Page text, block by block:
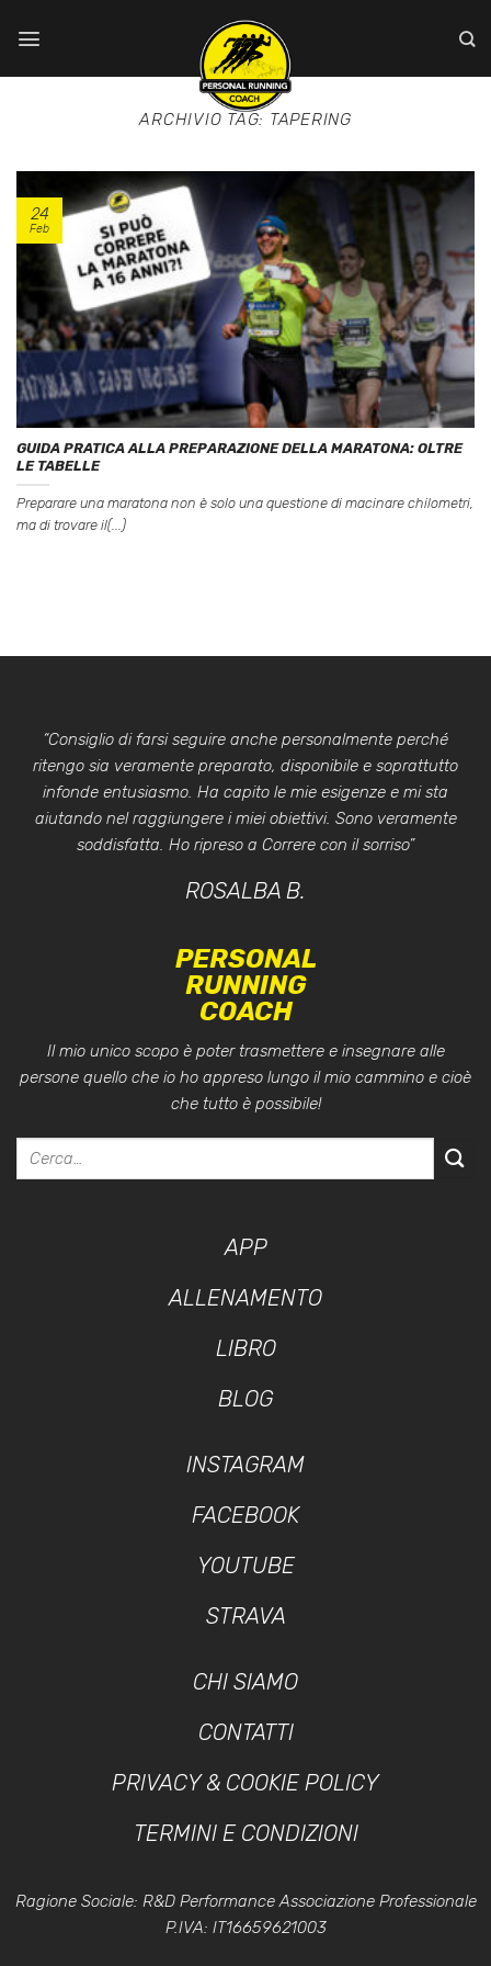
ARCHIVIO TAG: TAPERING
GUIDA PRATICA ALLA PREPARAZIONE DELLA MARATONA: OLTRE
LE TABELLE
Preparare una maratona non è solo una questione di macinare chilometri,
ma di trovare il(...)
24
Feb
“Consiglio di farsi seguire anche personalmente perché
ritengo sia veramente preparato, disponibile e soprattutto
infonde entusiasmo. Ha capito le mie esigenze e mi sta
aiutando nel raggiungere i miei obiettivi. Sono veramente
soddisfatta. Ho ripreso a Correre con il sorriso”
ROSALBA B.
PERSONAL
RUNNING
COACH
Il mio unico scopo è poter trasmettere e insegnare alle
persone quello che io ho appreso lungo il mio cammino e cioè
che tutto è possibile!
APP
ALLENAMENTO
LIBRO
BLOG
INSTAGRAM
FACEBOOK
YOUTUBE
STRAVA
CHI SIAMO
CONTATTI
PRIVACY & COOKIE POLICY
TERMINI E CONDIZIONI
Ragione Sociale: R&D Performance Associazione Professionale
P.IVA: IT16659621003